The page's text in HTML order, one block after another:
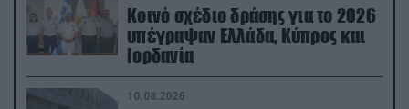
Κοινό σχέδιο δράσης για το 2026
υπέγραψαν Ελλάδα, Κύπρος και
Ιορδανία
10.08.2026